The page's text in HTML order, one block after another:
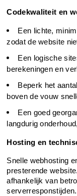
Codekwaliteit en
Een lichte,
zodat de website
Een logische
berekeningen en
Beperk het
boven de vouw
Een goed
langdurig
Hosting en
Snelle webhosting
presterende
afhankelijk van